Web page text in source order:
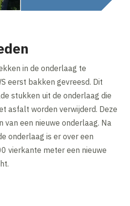
in de onderlaag te
eerst bakken gevreesd. Dit
stukken uit de onderlaag die
asfalt worden verwijderd. Deze
van een nieuwe onderlaag. Na
onderlaag is er over een
vierkante meter een nieuwe